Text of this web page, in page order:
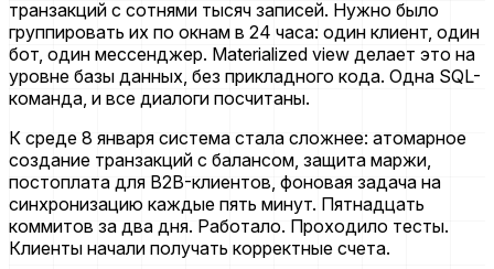
транзакций с сотнями тысяч записей. Нужно было
группировать их по окнам в 24 часа: один клиент, один
бот, один мессенджер. Materialized view делает это на
уровне базы данных, без прикладного кода. Одна SQL-
команда, и все диалоги посчитаны.
К среде 8 января система стала сложнее: атомарное
создание транзакций с балансом, защита маржи,
постоплата для B2B-клиентов, фоновая задача на
синхронизацию каждые пять минут. Пятнадцать
коммитов за два дня. Работало. Проходило тесты.
Клиенты начали получать корректные счета.